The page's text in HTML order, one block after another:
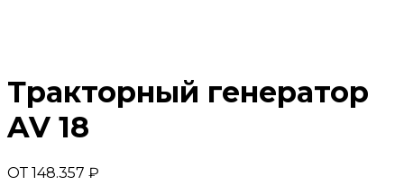
Тракторный генератор
AV 18
ОТ 148.357 ₽